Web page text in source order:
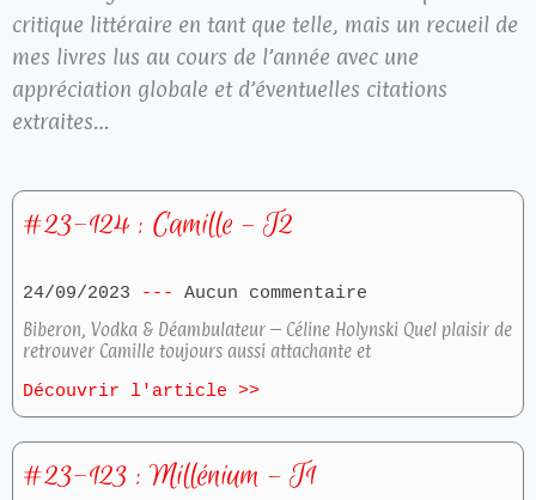
critique littéraire en tant que telle, mais un recueil de
mes livres lus au cours de l’année avec une
appréciation globale et d’éventuelles citations
extraites…
#23-124 : Camille – T2
24/09/2023
Aucun commentaire
Biberon, Vodka & Déambulateur – Céline Holynski Quel plaisir de
retrouver Camille toujours aussi attachante et
Découvrir l'article >>
#23-123 : Millénium – T1